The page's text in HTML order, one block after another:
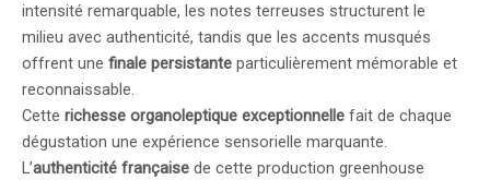
intensité remarquable, les notes terreuses structurent le
milieu avec authenticité, tandis que les accents musqués
offrent une finale persistante particulièrement mémorable et
reconnaissable.
Cette richesse organoleptique exceptionnelle fait de chaque
dégustation une expérience sensorielle marquante.
L’authenticité française de cette production greenhouse